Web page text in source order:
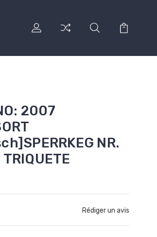
2007
NR.
Rédiger un avis